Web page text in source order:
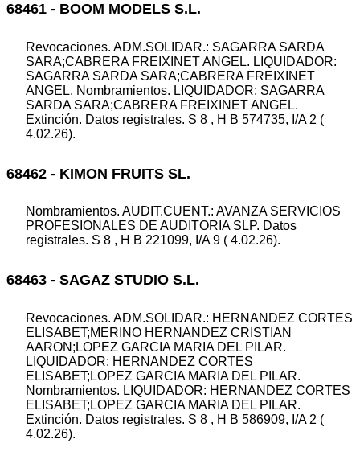
68461 - BOOM MODELS S.L.
Revocaciones. ADM.SOLIDAR.: SAGARRA SARDA
SARA;CABRERA FREIXINET ANGEL. LIQUIDADOR:
SAGARRA SARDA SARA;CABRERA FREIXINET
ANGEL. Nombramientos. LIQUIDADOR: SAGARRA
SARDA SARA;CABRERA FREIXINET ANGEL.
Extinción. Datos registrales. S 8 , H B 574735, I/A 2 (
4.02.26).
68462 - KIMON FRUITS SL.
Nombramientos. AUDIT.CUENT.: AVANZA SERVICIOS
PROFESIONALES DE AUDITORIA SLP. Datos
registrales. S 8 , H B 221099, I/A 9 ( 4.02.26).
68463 - SAGAZ STUDIO S.L.
Revocaciones. ADM.SOLIDAR.: HERNANDEZ CORTES
ELISABET;MERINO HERNANDEZ CRISTIAN
AARON;LOPEZ GARCIA MARIA DEL PILAR.
LIQUIDADOR: HERNANDEZ CORTES
ELISABET;LOPEZ GARCIA MARIA DEL PILAR.
Nombramientos. LIQUIDADOR: HERNANDEZ CORTES
ELISABET;LOPEZ GARCIA MARIA DEL PILAR.
Extinción. Datos registrales. S 8 , H B 586909, I/A 2 (
4.02.26).